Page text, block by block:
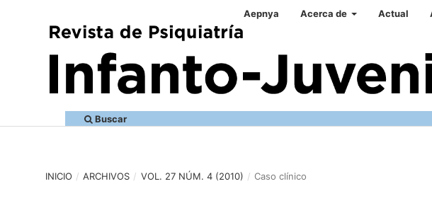
Aepnya Acerca de Actual
Buscar
INICIO / ARCHIVOS / VOL. 27 NÚM. 4 (2010) / Caso clínico